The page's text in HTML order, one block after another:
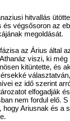
hitvallás
és végsősoron az
megoldását.
az Árius által
Athanáz viszi, ki még
kitüntette, és
ez idő szerint
elfogadják
nem fordul elő.
hogy Ariusnak és a